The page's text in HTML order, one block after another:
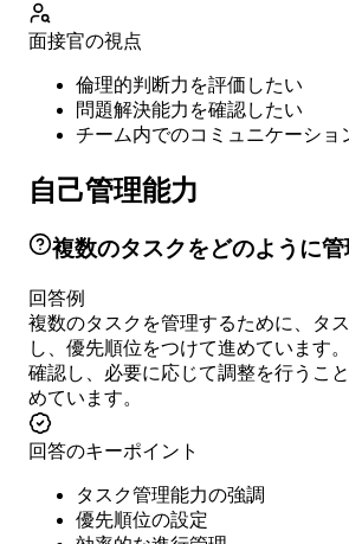
面接官の視点
倫理的判断力を評価したい
問題解決能力を確認したい
チーム内でのコミュニケーショ
自己管理能力
複数のタスクをどのように
回答例
複数のタスクを管理するために、タ
し、優先順位をつけて進めています
確認し、必要に応じて調整を行うこ
めています。
回答のキーポイント
タスク管理能力の強調
優先順位の設定